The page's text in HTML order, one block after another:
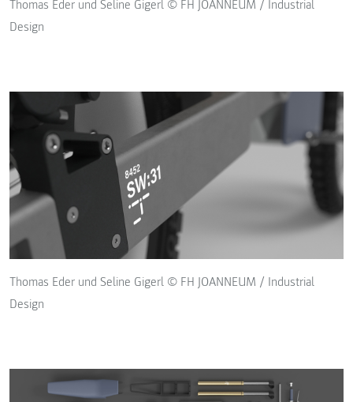
Thomas Eder und Seline Gigerl © FH JOANNEUM / Industrial
Design
Thomas Eder und Seline Gigerl © FH JOANNEUM / Industrial
Design